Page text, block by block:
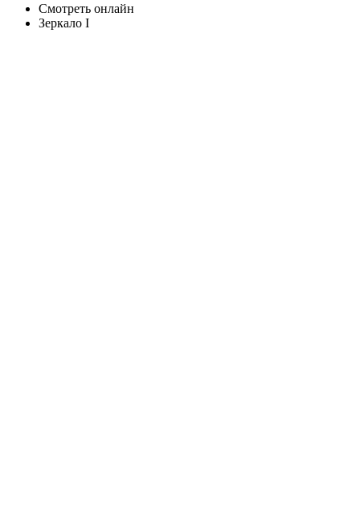
Смотреть онлайн
Зеркало I